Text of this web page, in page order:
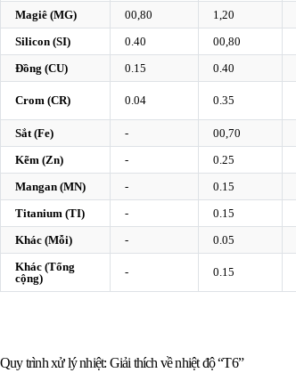
Magiê (MG) 00,80 1,20
Silicon (SI)
0.40 00,80
Đồng (CU)
0.15 0.40
Crom (CR) 0.04 0.35
Sắt (Fe)
- 00,70
Kẽm (Zn)
- 0.25
Mangan (MN)
- 0.15
Titanium (TI)
- 0.15
Khác (Mỗi)
- 0.05
Khác (Tổng
cộng)
- 0.15
Quy trình xử lý nhiệt: Giải thích về nhiệt độ “T6”